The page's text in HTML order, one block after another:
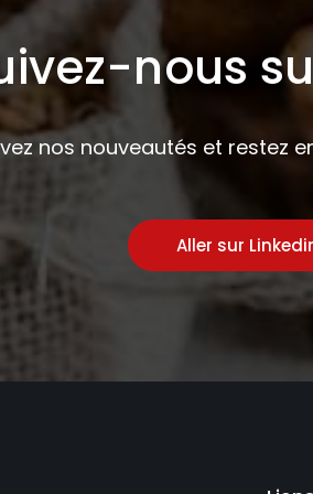
nous
nos nouveautés et restez
Aller sur